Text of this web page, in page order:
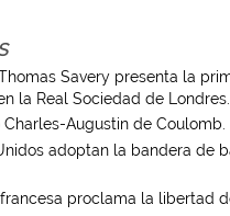
Savery presenta la
la Real Sociedad de Londres.
Augustin de Coulomb.
adoptan la bandera de
proclama la libertad